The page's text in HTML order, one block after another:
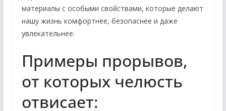
материалы с особыми свойствами, которые делают
нашу жизнь комфортнее, безопаснее и даже
увлекательнее.
Примеры прорывов,
от которых челюсть
отвисает: